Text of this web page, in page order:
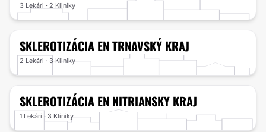
3 Lekári · 2 Kliniky
SKLEROTIZÁCIA EN TRNAVSKÝ KRAJ
2 Lekári · 3 Kliniky
SKLEROTIZÁCIA EN NITRIANSKY KRAJ
1 Lekári · 3 Kliniky